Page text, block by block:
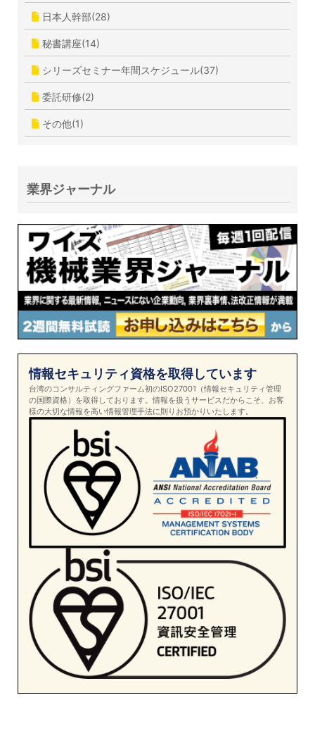
日本人幹部(28)
秘書講座(14)
シリーズセミナー年間スケジュール(37)
委託研修(2)
その他(1)
業界ジャーナル
情報セキュリティ資格を取得しています
台湾のコンサルティングファーム初のISO27001（情報セキュリティ管理
の国際資格）を取得しております。情報を扱うサービスだからこそ、お客
様の大切な情報を高い情報管理手法に則りお預かりいたします。